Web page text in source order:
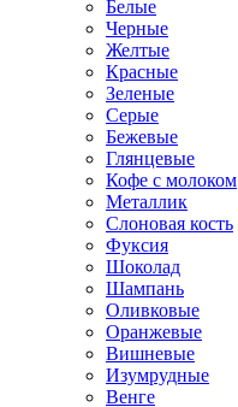
Белые
Черные
Желтые
Красные
Зеленые
Серые
Бежевые
Глянцевые
Кофе с молоком
Металлик
Слоновая кость
Фуксия
Шоколад
Шампань
Оливковые
Оранжевые
Вишневые
Изумрудные
Венге